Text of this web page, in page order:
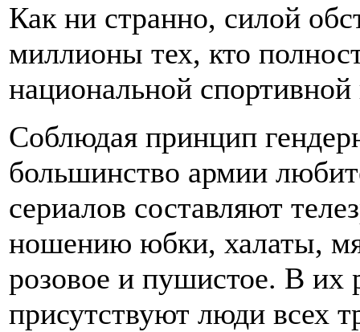
Как ни странно, силой
миллионы тех, кто
национальной спортивной
Соблюдая принцип
большинство армии
сериалов составляют
ношению юбки, халаты,
розовое и пушистое. В их
присутствуют люди всех